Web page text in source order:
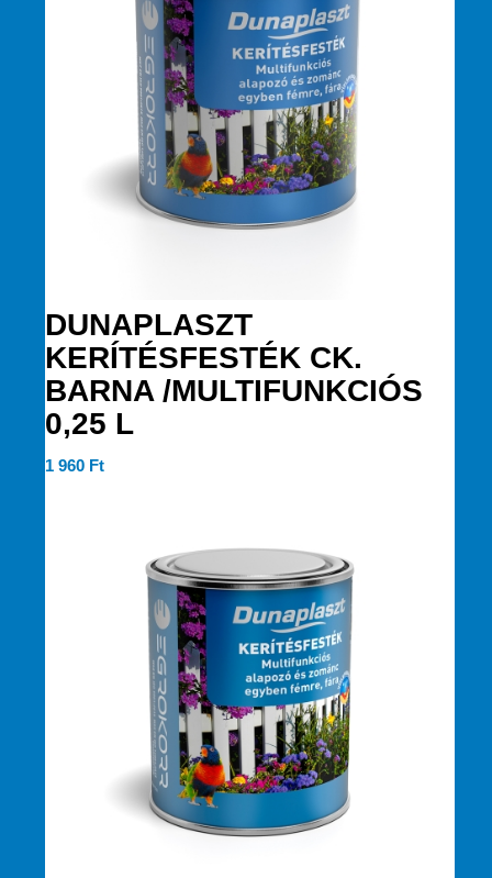
DUNAPLASZT
KERÍTÉSFESTÉK CK.
BARNA /MULTIFUNKCIÓS
0,25 L
1 960 Ft